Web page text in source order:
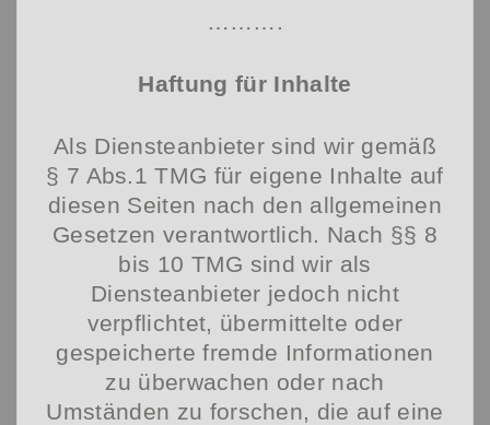
……….
Haftung für Inhalte
Als Diensteanbieter sind wir gemäß
§ 7 Abs.1 TMG für eigene Inhalte auf
diesen Seiten nach den allgemeinen
Gesetzen verantwortlich. Nach §§ 8
bis 10 TMG sind wir als
Diensteanbieter jedoch nicht
verpflichtet, übermittelte oder
gespeicherte fremde Informationen
zu überwachen oder nach
Umständen zu forschen, die auf eine